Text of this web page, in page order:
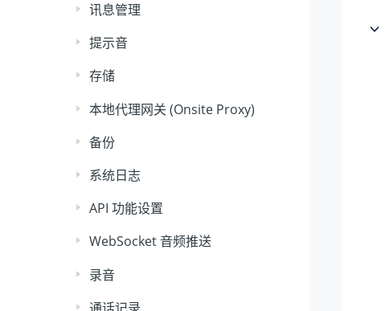
讯息管理
提示音
存储
本地代理网关 (Onsite Proxy)
备份
系统日志
API 功能设置
WebSocket 音频推送
录音